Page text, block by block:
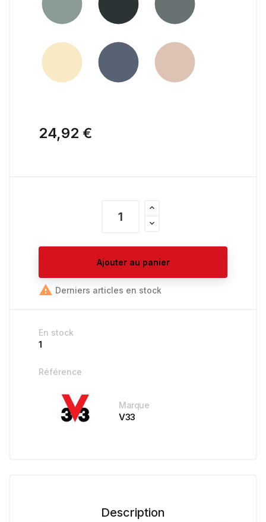
24,92 €
Ajouter au panier
 Derniers articles en stock
En stock
1
Référence
Marque
V33
Description